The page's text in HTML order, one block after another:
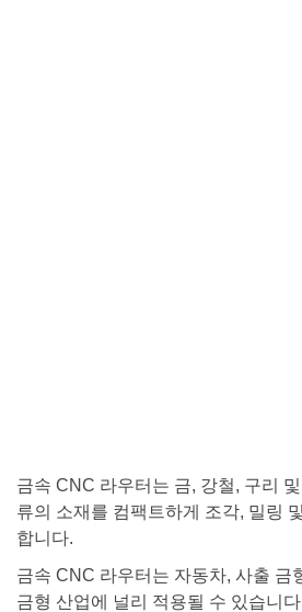
금속 CNC 라우터는 금, 강철, 구리
류의 소재를 컴팩트하게 조각, 밀링
합니다.
금속 CNC 라우터는 자동차, 사출 금
금형 산업에 널리 적용될 수 있습니